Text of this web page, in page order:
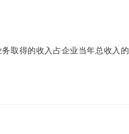
取得的收入占企业当年总收入的